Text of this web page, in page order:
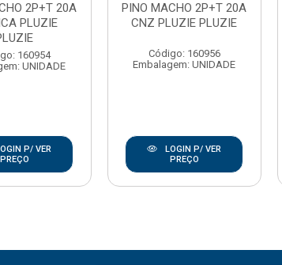
2P+T 20A
PLUZIE
160954
UNIDADE
P/ VER
PREÇO
PINO MACHO 2P+T 20A
CNZ PLUZIE PLUZIE
Código: 160956
Embalagem: UNIDADE
LOGIN P/ VER
PREÇO